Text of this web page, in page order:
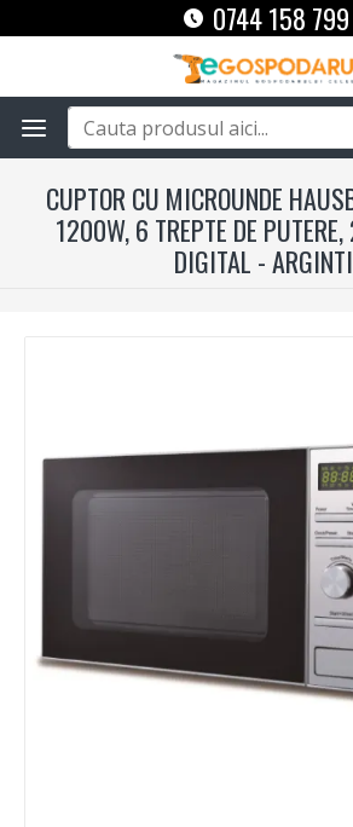
0744 158 799
CUPTOR CU MICROUNDE
1200W, 6 TREPTE DE
DIGITAL -